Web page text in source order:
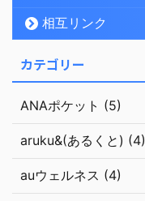
相互リンク
カテゴリー
ANAポケット (5)
aruku&(あるくと) (4)
auウェルネス (4)